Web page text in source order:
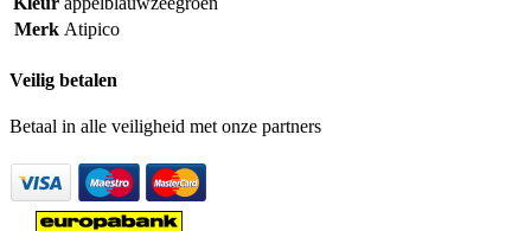
Merk Atipico
Veilig betalen
Betaal in alle veiligheid met onze partners